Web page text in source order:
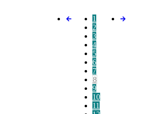
1
2
3
4
5
6
7
8
9
10
11